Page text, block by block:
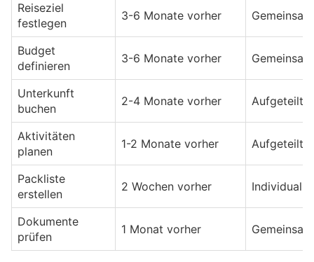
Reiseziel
festlegen
3-6 Monate vorher Gemeinsam
Budget
definieren
3-6 Monate vorher Gemeinsam
Unterkunft
buchen
2-4 Monate vorher Aufgeteilt
Aktivitäten
planen
1-2 Monate vorher Aufgeteilt
Packliste
erstellen
2 Wochen vorher Individual
Dokumente
prüfen
1 Monat vorher Gemeinsam